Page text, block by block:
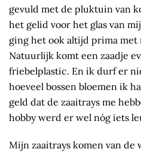
gevuld met de pluktuin van
het gelid voor het glas van
ging het ook altijd prima met
Natuurlijk komt een zaadje
friebelplastic. En ik durf er
hoeveel bossen bloemen ik
geld dat de zaaitrays me
hobby werd er wel nóg iets
Mijn zaaitrays komen van de